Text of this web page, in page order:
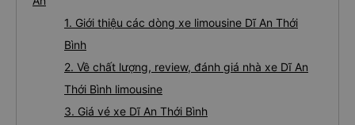
1. Giới thiệu các dòng xe limousine Dĩ An Thới
Bình
2. Về chất lượng, review, đánh giá nhà xe Dĩ An
Thới Bình limousine
3. Giá vé xe Dĩ An Thới Bình